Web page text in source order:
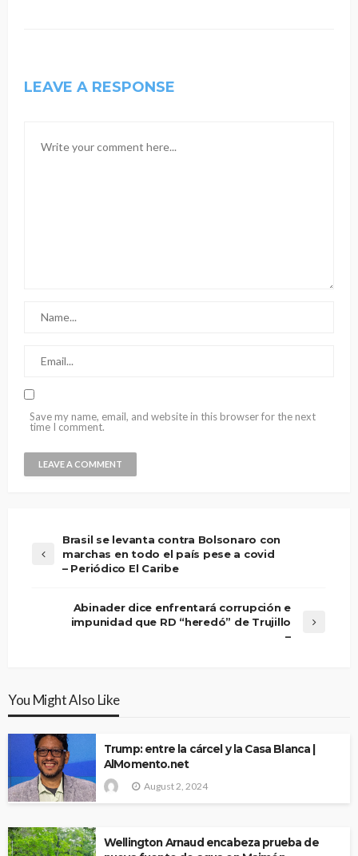
LEAVE A RESPONSE
Save my name, email, and website in this browser for the next
time I comment.
Brasil se levanta contra Bolsonaro con
marchas en todo el país pese a covid
– Periódico El Caribe
Abinader dice enfrentará corrupción e
impunidad que RD “heredó” de Trujillo
–
You Might Also Like
Trump: entre la cárcel y la Casa Blanca |
AlMomento.net
August 2, 2024
Wellington Arnaud encabeza prueba de